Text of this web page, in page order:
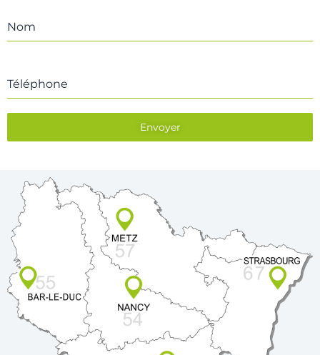
Nom
Téléphone
Envoyer